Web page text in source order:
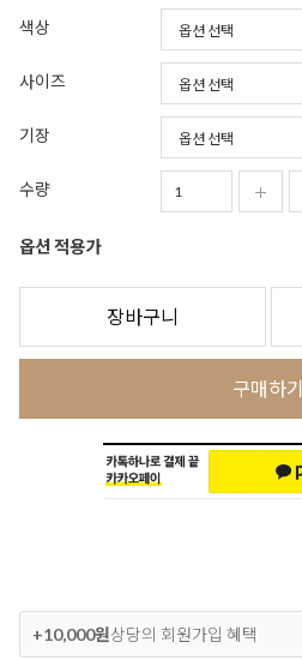
색상
사이즈
기장
수량
옵션 적용가
장바구니
구매하기
+10,000원상당의 회원가입 혜택